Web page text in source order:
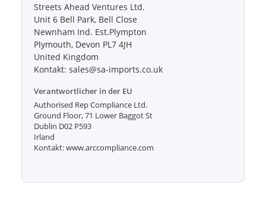
Streets Ahead Ventures Ltd.
Unit 6 Bell Park, Bell Close
Newnham Ind. Est.Plympton
Plymouth, Devon PL7 4JH
United Kingdom
Kontakt: sales@sa-imports.co.uk
Verantwortlicher in der EU
Authorised Rep Compliance Ltd.
Ground Floor, 71 Lower Baggot St
Dublin D02 P593
Irland
Kontakt: www.arccompliance.com